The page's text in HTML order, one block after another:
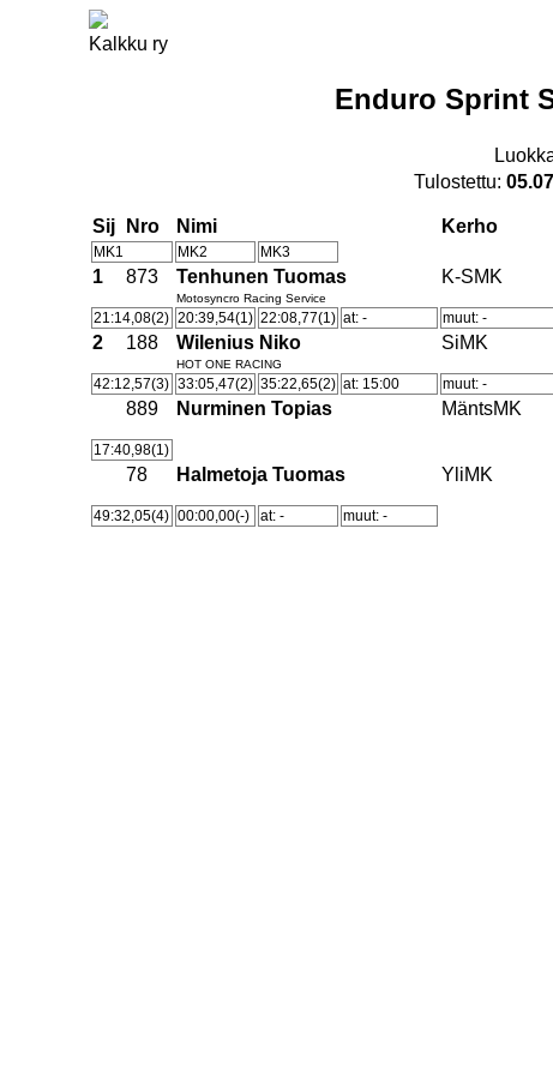
Kalkku ry
Enduro Sprint
Tulostettu:
Sij Nro Nimi Kerho
MK1 MK2 MK3
1 873 Tenhunen Tuomas K-SMK
Motosyncro Racing Service
21:14,08(2) 20:39,54(1) 22:08,77(1) at: - muut: -
2 188 Wilenius Niko SiMK
HOT ONE RACING
42:12,57(3) 33:05,47(2) 35:22,65(2) at: 15:00 muut: -
889 Nurminen Topias MäntsMK
17:40,98(1)
78 Halmetoja Tuomas YliMK
49:32,05(4) 00:00,00(-) at: - muut: -